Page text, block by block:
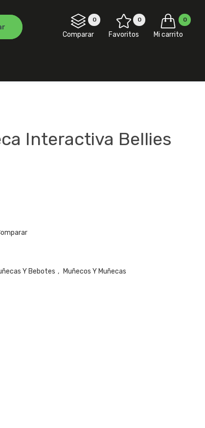
0
Comparar
0
Favoritos
0
Mi carrito
Interactiva Bellies
Y Bebotes , Muñecos Y Muñecas